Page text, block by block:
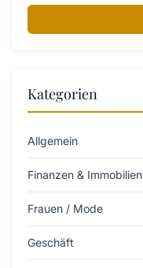
Kategorien
Allgemein
Finanzen & Immobilien
Frauen / Mode
Geschäft